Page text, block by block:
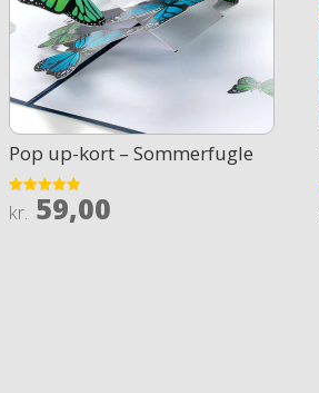
Pop up-kort – Sommerfugle
Rated
4.8
kr. 59,00